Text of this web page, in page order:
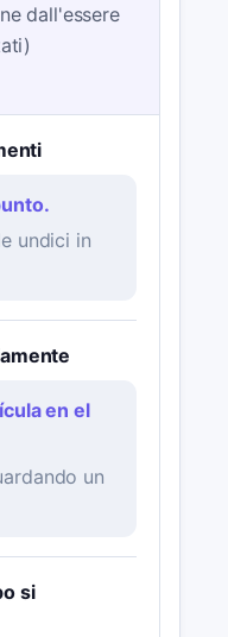
dall'essere
undici in
en el
un
si